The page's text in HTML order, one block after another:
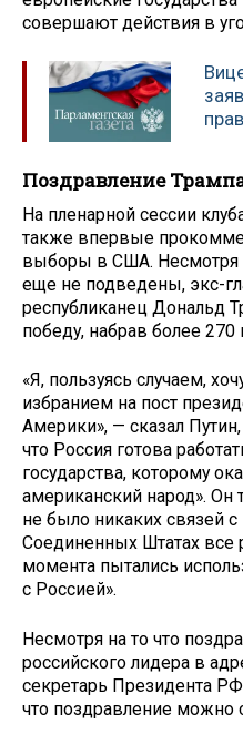
совершают действия в
Поздравление
На пленарной сессии
также впервые
выборы в США. Несмотря
еще не подведены, экс-
республиканец Дональд
победу, набрав более
«Я, пользуясь случаем,
избранием на пост
Америки», — сказал
что Россия готова
государства, которому
американский народ». Он
не было никаких связей
Соединенных Штатах все
момента пытались
с Россией».
Несмотря на то что
российского лидера в
секретарь Президента РФ
что поздравление можно